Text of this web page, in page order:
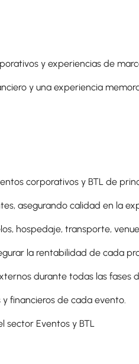
y experiencias de
y una experiencia
corporativos y BTL de
asegurando calidad en la
hospedaje, transporte,
la rentabilidad de cada
durante todas las fases
financieros de cada evento.
sector Eventos y BTL